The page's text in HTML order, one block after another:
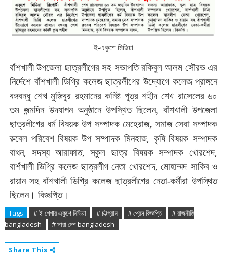
ই-একুশে মিডিয়া
বাঁশখালী উপজেলা ছাত্রলীগের সহ সভাপতি রকিবুল আলম সৌরভএর
নির্দেশে বাঁশখালী ডিগ্রি কলেজ ছাত্রলীগের উদ্যোগে কলেজ প্রাঙ্গনে
বঙ্গবন্ধু শেখ মুজিবুর রহমানের কনিষ্ট পুত্র শহীদ শেখ রাসেলের ৬০
তম জন্মদিন উদযাপন অনুষ্ঠানে উপস্থিত ছিলেন, বাঁশখালী উপজেলা
ছাত্রলীগের ধর্ম বিষয়ক উপ সম্পাদক মেহেরাজ, সমাজ সেবা সম্পাদক
রুবেল পরিবেশ বিষয়ক উপ সম্পাদক মিনহাজ, কৃষি বিষয়ক সম্পাদক
বাধন,সদস্য আরাফাত,স্কুল ছাত্র বিষয়ক সম্পাদক খোরশেদ,
বাশঁখালী ডিগ্রি কলেজ ছাত্রলীগ নেতা খোরশেদ,মোহাম্মদ সাকিব ও
রায়ান সহ বাঁশখালী ডিগ্রি কলেজ ছাত্রলীগের নেতা-কর্মীরা উপস্থিত
ছিলেন। বিজ্ঞপ্তি।
Tags # ই-পেপার একুশে মিডিয়া # চট্টগ্রাম # প্রেস বিজ্ঞপ্তি
# রাজনীতি
bangladesh
# সারা দেশ bangladesh
Share This